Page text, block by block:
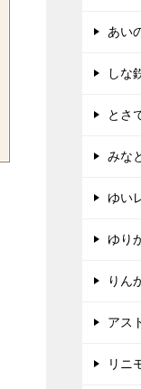
あい
しな
とさ
みな
ゆい
ゆり
りん
アス
リニ